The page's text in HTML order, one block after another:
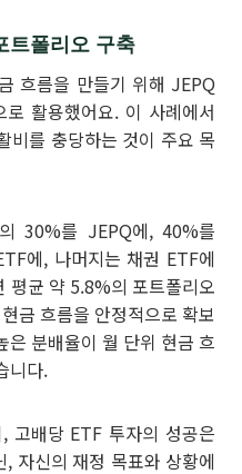
트폴리오 구축
흐름을 만들기 위해 JEPQ
활용했어요. 이 사례에서
비를 충당하는 것이 주요 목
30%를 JEPQ에, 40%를
에, 나머지는 채권 ETF에
평균 약 5.8%의 포트폴리오
금 흐름을 안정적으로 확보
분배율이 월 단위 현금 흐
니다.
고배당 ETF 투자의 성공은
자신의 재정 목표와 상황에